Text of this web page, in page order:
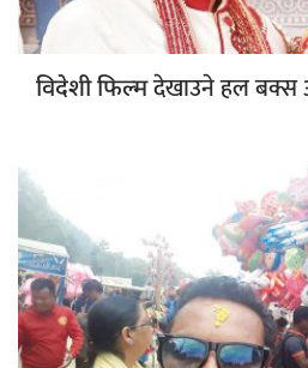
विदेशी फिल्मदेखाउने हल बक्स